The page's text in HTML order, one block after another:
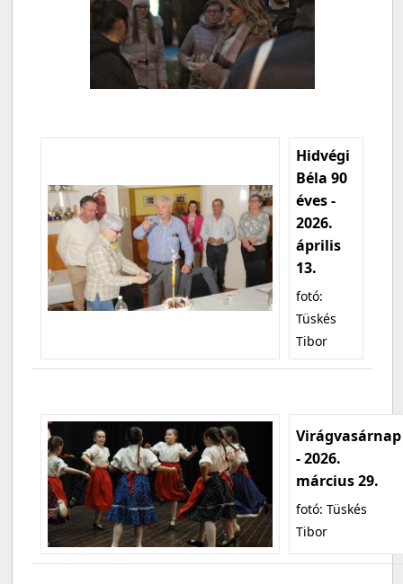
Hidvégi
Béla 90
éves -
2026.
április
13.
fotó:
Tüskés
Tibor
Virágvasárnap
- 2026.
március 29.
fotó: Tüskés
Tibor